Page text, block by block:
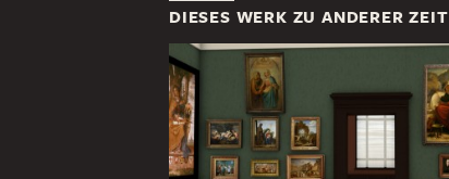
DIESES WERK ZU ANDERER ZEIT